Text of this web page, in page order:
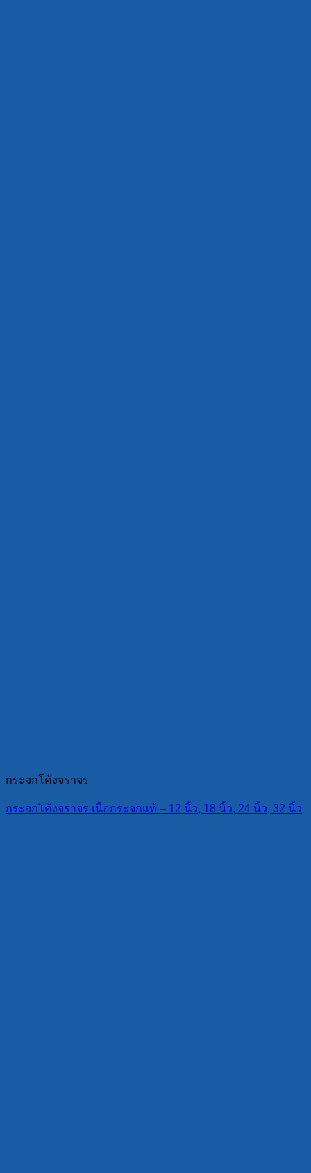
กระจกโค้งจราจร
กระจกโค้งจราจร เนื้อกระจกแท้ – 12 นิ้ว, 18 นิ้ว, 24 นิ้ว, 32 นิ้ว